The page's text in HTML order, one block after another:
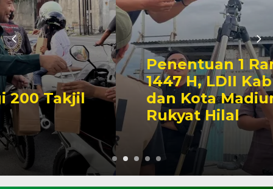
Penentuan 1 Ramadan
1447 H, LDII Kabupaten
dan Kota Madiun Gelar
Rukyat Hilal